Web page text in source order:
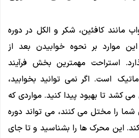
مانند کافئین، شکر و الکل در دوره
موارد بر نحوه خوابیدن بعد از
استراحت مهمترین بخش فرآیند
است. اگر نمی توانید بخوابید،
کشد تا بهبود پیدا کنید. مواردی که
را مختل می کنند، می تواند دوره
این محرک ها را بشناسید و تا جای